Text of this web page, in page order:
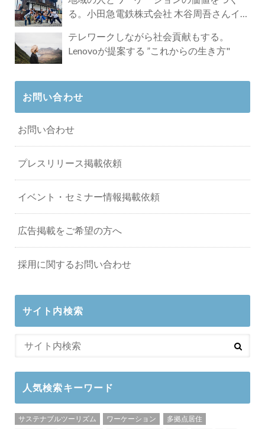
る。小田急電鉄株式会社 木谷周吾さんイン
テレワークしながら社会貢献もする。
Lenovoが提案する ”これからの生き方"
お問い合わせ
お問い合わせ
プレスリリース掲載依頼
イベント・セミナー情報掲載依頼
広告掲載をご希望の方へ
採用に関するお問い合わせ
サイト内検索
人気検索キーワード
サステナブルツーリズム ワーケーション
多拠点居住